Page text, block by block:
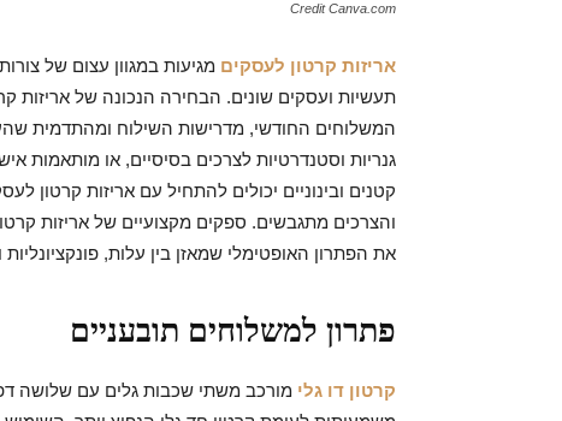
Credit Canva.com
אריזות קרטון לעסקים מגיעות במגוון עצום של
תעשיות ועסקים שונים. הבחירה הנכונה של אריזות
המשלוחים החודשי, מדרישות השילוח ומהתדמית
גנריות וסטנדרטיות לצרכים בסיסיים, או מותאמות
קטנים ובינוניים יכולים להתחיל עם אריזות קרטון
והצרכים מתגבשים. ספקים מקצועיים של אריזות
את הפתרון האופטימלי שמאזן בין עלות,
פתרון למשלוחים תובעניים
קרטון דו גלי מורכב משתי שכבות גלים עם שלושה